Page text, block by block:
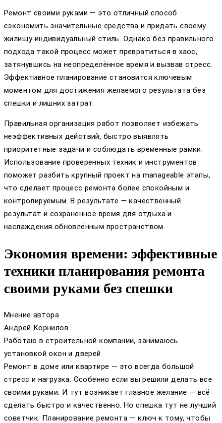
Ремонт своими руками — это отличный способ
сэкономить значительные средства и придать своему
жилищу индивидуальный стиль. Однако без правильного
подхода такой процесс может превратиться в хаос,
затянувшись на неопределённое время и вызвав стресс.
Эффективное планирование становится ключевым
моментом для достижения желаемого результата без
спешки и лишних затрат.
Правильная организация работ позволяет избежать
неэффективных действий, быстро выявлять
приоритетные задачи и соблюдать временные рамки.
Использование проверенных техник и инструментов
поможет разбить крупный проект на manageable этапы,
что сделает процесс ремонта более спокойным и
контролируемым. В результате — качественный
результат и сохранённое время для отдыха и
наслаждения обновлённым пространством.
Экономия времени: эффективные
техники планирования ремонта
своими руками без спешки
Мнение автора
Андрей Корнилов
Работаю в строительной компании, занимаюсь
установкой окон и дверей
Ремонт в доме или квартире — это всегда большой
стресс и нагрузка. Особенно если вы решили делать все
своими руками. И тут возникает главное желание — всё
сделать быстро и качественно. Но спешка тут не лучший
советчик. Планирование ремонта — ключ к тому, чтобы